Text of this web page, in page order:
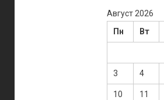
Август 2026
Пн
Вт
3 4
10 11